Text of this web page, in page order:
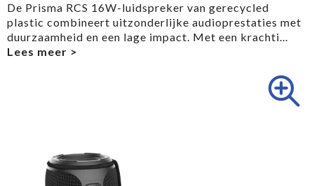
Sport
Werkkleding
De Prisma RCS 16W-luidspreker van gerecycled
plastic combineert uitzonderlijke audioprestaties met
duurzaamheid en een lage impact. Met een krachti...